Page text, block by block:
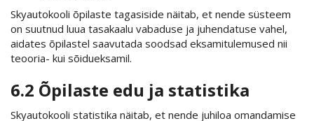
Skyautokooli õpilaste tagasiside näitab, et nende süsteem
on suutnud luua tasakaalu vabaduse ja juhendatuse vahel,
aidates õpilastel saavutada soodsad eksamitulemused nii
teooria- kui sõidueksamil.
6.2 Õpilaste edu ja statistika
Skyautokooli statistika näitab, et nende juhiloa omandamise